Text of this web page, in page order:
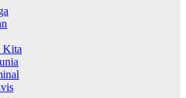
Kita